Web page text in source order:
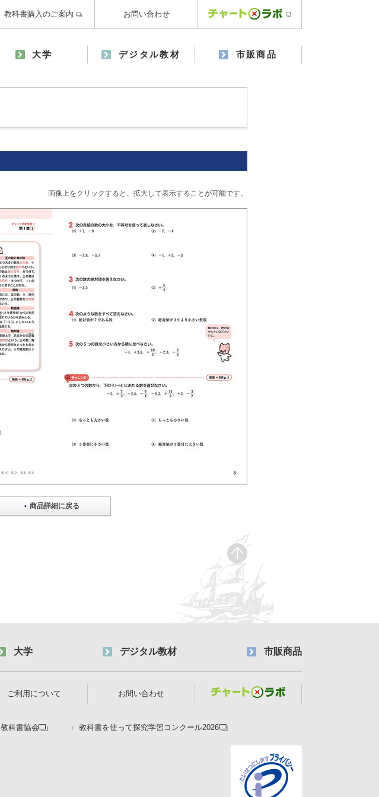
教科書購入のご案内 お問い合わせ
大学 デジタル教材 市販商品
画像上をクリックすると、拡大して表示することが可能です。
商品詳細に戻る
大学 デジタル教材 市販商品
ご利用について お問い合わせ
教科書協会 教科書を使って探究学習コンクール2026